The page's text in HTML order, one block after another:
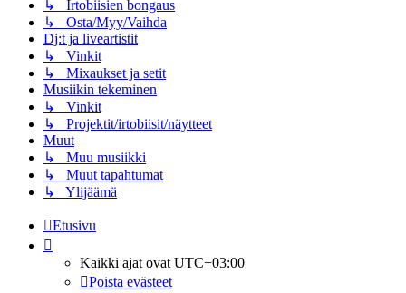
↳ Irtobiisien bongaus
↳ Osta/Myy/Vaihda
Dj:t ja liveartistit
↳ Vinkit
↳ Mixaukset ja setit
Musiikin tekeminen
↳ Vinkit
↳ Projektit/irtobiisit/näytteet
Muut
↳ Muu musiikki
↳ Muut tapahtumat
↳ Ylijäämä
Etusivu
Kaikki ajat ovat UTC+03:00
Poista evästeet